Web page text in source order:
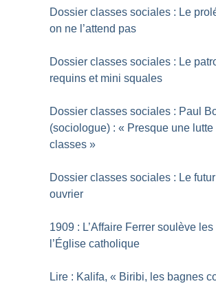
Dossier classes sociales : Le
on ne l’attend pas
Dossier classes sociales : Le
requins et mini squales
Dossier classes sociales : Paul
(sociologue) : « Presque une
classes »
Dossier classes sociales : Le
ouvrier
1909 : L’Affaire Ferrer soulève
l’Église catholique
Lire : Kalifa, « Biribi, les bagnes